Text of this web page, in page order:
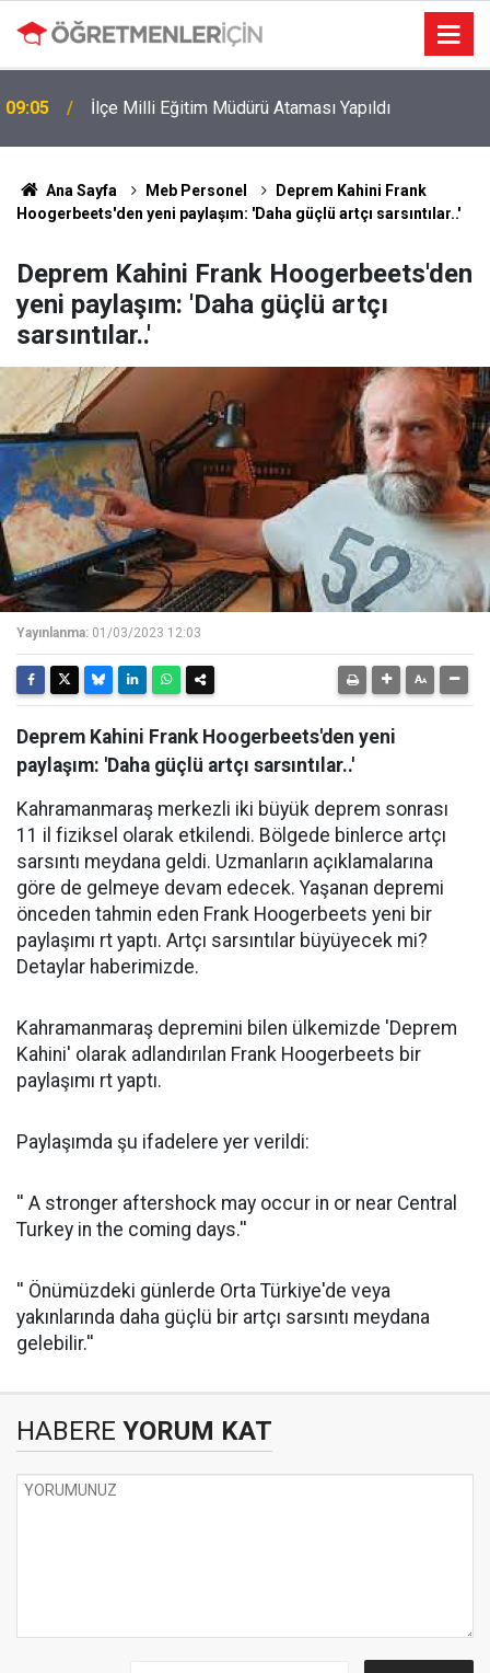
09:05 İlçe Milli Eğitim Müdürü Ataması Yapıldı
Ana Sayfa Meb Personel
Deprem Kahini Frank
Hoogerbeets'den yeni paylaşım: 'Daha güçlü artçı sarsıntılar..'
Deprem Kahini Frank Hoogerbeets'den
yeni paylaşım: 'Daha güçlü artçı
sarsıntılar..'
Yayınlanma: 01/03/2023 12:03
Deprem Kahini Frank Hoogerbeets'den yeni
paylaşım: 'Daha güçlü artçı sarsıntılar..'
Kahramanmaraş merkezli iki büyük deprem sonrası
11 il fiziksel olarak etkilendi. Bölgede binlerce artçı
sarsıntı meydana geldi. Uzmanların açıklamalarına
göre de gelmeye devam edecek. Yaşanan depremi
önceden tahmin eden Frank Hoogerbeets yeni bir
paylaşımı rt yaptı. Artçı sarsıntılar büyüyecek mi?
Detaylar haberimizde.
Kahramanmaraş depremini bilen ülkemizde 'Deprem
Kahini' olarak adlandırılan Frank Hoogerbeets bir
paylaşımı rt yaptı.
Paylaşımda şu ifadelere yer verildi:
'' A stronger aftershock may occur in or near Central
Turkey in the coming days.''
'' Önümüzdeki günlerde Orta Türkiye'de veya
yakınlarında daha güçlü bir artçı sarsıntı meydana
gelebilir.''
HABERE YORUM KAT